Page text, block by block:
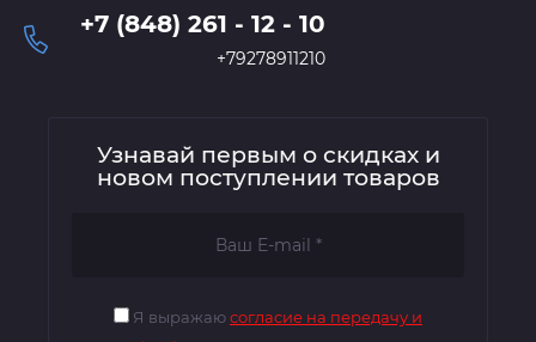
+7 (848) 261 - 12 - 10
+79278911210
Узнавай первым о скидках и
новом поступлении товаров
Я выражаюсогласие на передачу и